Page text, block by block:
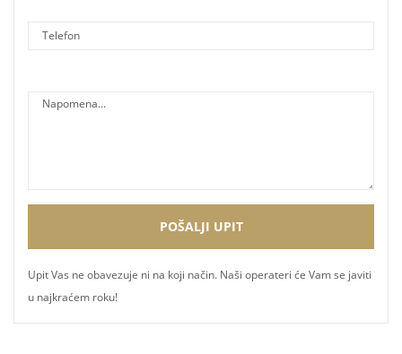
Upit Vas ne obavezuje ni na koji način. Naši operateri će Vam se javiti
u najkraćem roku!